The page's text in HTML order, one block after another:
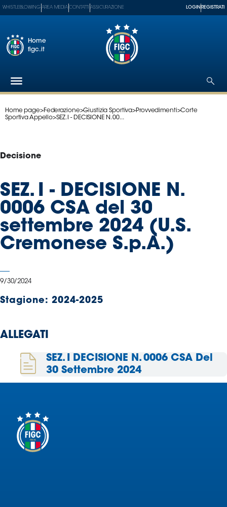
Federazione
Tecnici
Paralimpico
Serie
A
Women
Serie
B
del
Calcio
partner
nazionali
Assicurazione
Whistleblowing
WHISTLEBLOWING AREA MEDIA CONTATTI ASSICURAZIONE LOGIN REGISTRATI
Home
figc.it
Home page>Federazione>Giustizia Sportiva>Provvedimenti>Corte
Sportiva Appello>SEZ. I - DECISIONE N. 00...
Decisione
SEZ. I - DECISIONE N.
0006 CSA del 30
settembre 2024 (U.S.
Cremonese S.p.A.)
9/30/2024
Stagione: 2024-2025
ALLEGATI
SEZ. I DECISIONE N. 0006 CSA Del
30 Settembre 2024